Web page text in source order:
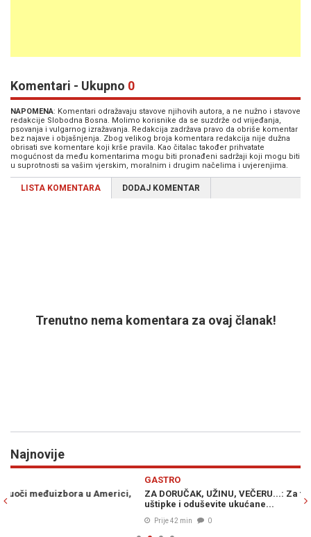
Komentari - Ukupno 0
NAPOMENA: Komentari odražavaju stavove njihovih autora, a ne nužno i stavove
redakcije Slobodna Bosna. Molimo korisnike da se suzdrže od vrijeđanja,
psovanja i vulgarnog izražavanja. Redakcija zadržava pravo da obriše komentar
bez najave i objašnjenja. Zbog velikog broja komentara redakcija nije dužna
obrisati sve komentare koji krše pravila. Kao čitalac također prihvatate
mogućnost da među komentarima mogu biti pronađeni sadržaji koji mogu biti
u suprotnosti sa vašim vjerskim, moralnim i drugim načelima i uvjerenjima.
LISTA KOMENTARA DODAJ KOMENTAR
Trenutno nema komentara za ovaj članak!
Najnovije
ZA DORUČAK, UŽINU, VEČERU...: Za tren oka napravite slasne